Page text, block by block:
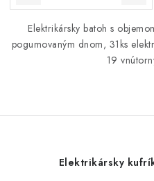
Elektrikársky batoh s
pogumovaným dnom, 31ks
19
Elektrikársky